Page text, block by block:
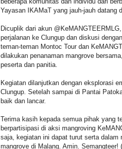
Yayasan IKAMaT yang jauh-jauh datang
Dicuplik dari akun
perjalanan ke Clungup dan diskusi
teman-teman Montoc Tour dan
dilakukan penanaman mangrove
peserta dan panitia.
Kegiatan dilanjutkan dengan eksplorasi
Clungup. Setelah sampai di Pantai
baik dan lancar.
Terima kasih kepada semua pihak yang
berpartisipasi di aksi mangroving
saja, kegiatan ini dapat turut serta dalam
mangrove di Malang. Amin. Semangteer!